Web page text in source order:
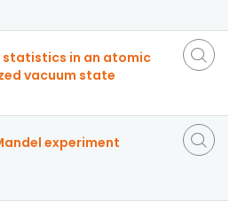
statistics in an atomic
vacuum state
experiment